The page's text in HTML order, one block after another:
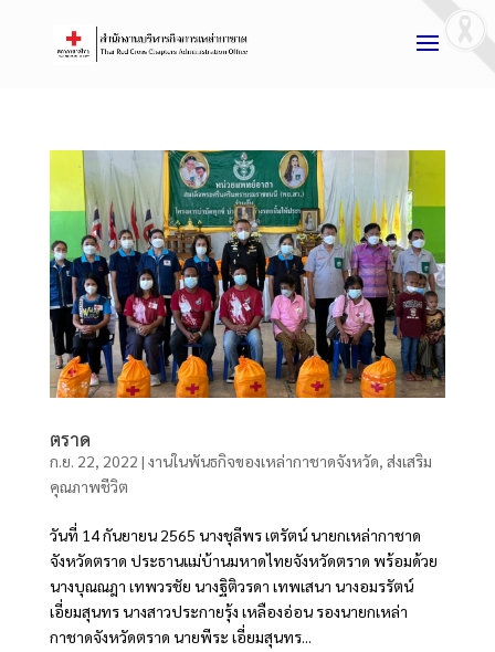
ตราด
ก.ย. 22, 2022 | งานในพันธกิจของเหล่ากาชาดจังหวัด, ส่งเสริม
คุณภาพชีวิต
วันที่ 14 กันยายน 2565 นางชุลีพร เตรัตน์ นายกเหล่ากาชาด
จังหวัดตราด ประธานแม่บ้านมหาดไทยจังหวัดตราด พร้อมด้วย
นางบุณณฎา เทพวรชัย นางฐิติวรดา เทพเสนา นางอมรรัตน์
เอี่ยมสุนทร นางสาวประกายรุ้ง เหลืองอ่อน รองนายกเหล่า
กาชาดจังหวัดตราด นายพีระ เอี่ยมสุนทร...